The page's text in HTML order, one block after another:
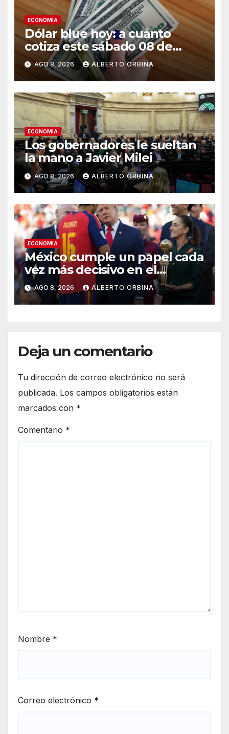
ECONOMIA
Dólar blue hoy: a cuánto
cotiza este sábado 08 de
agosto
AGO 8, 2026 ALBERTO ORBINA
ECONOMIA
Los gobernadores le sueltan
la mano a Javier Milei
AGO 8, 2026 ALBERTO ORBINA
ECONOMIA
México cumple un papel cada
vez más decisivo en el
capitalismo norteamericano
AGO 8, 2026 ALBERTO ORBINA
Deja un comentario
Tu dirección de correo electrónico no será
publicada. Los campos obligatorios están
marcados con *
Comentario *
Nombre *
Correo electrónico *